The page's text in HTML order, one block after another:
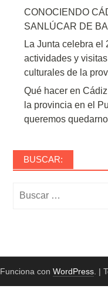
CONOCIENDO
SANLÚCAR DE
La Junta celebra el
actividades y
culturales de la
Qué hacer en
la provincia en el
queremos
BUSCAR:
Funciona con WordPress |